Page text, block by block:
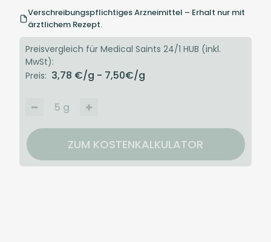
Verschreibungspflichtiges Arzneimittel – Erhalt nur mit
ärztlichem Rezept.
Preisvergleich für Medical Saints 24/1 HUB (inkl.
MwSt):
Preis: 3,78 €/g - 7,50€/g
5 g
ZUM KOSTENKALKULATOR